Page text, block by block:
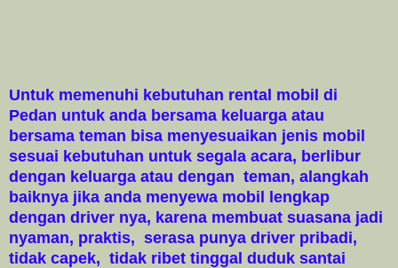
Untuk memenuhi kebutuhan rental mobil di
Pedan untuk anda bersama keluarga atau
bersama teman bisa menyesuaikan jenis mobil
sesuai kebutuhan untuk segala acara, berlibur
dengan keluarga atau dengan teman, alangkah
baiknya jika anda menyewa mobil lengkap
dengan driver nya, karena membuat suasana jadi
nyaman, praktis, serasa punya driver pribadi,
tidak capek, tidak ribet tinggal duduk santai